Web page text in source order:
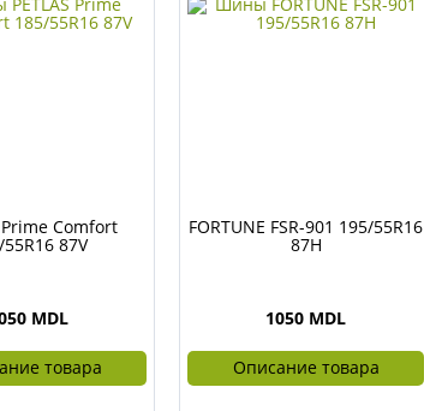
Prime Comfort
87V
MDL
товара
FORTUNE FSR-901 195/55R16
87H
1050 MDL
Описание товара